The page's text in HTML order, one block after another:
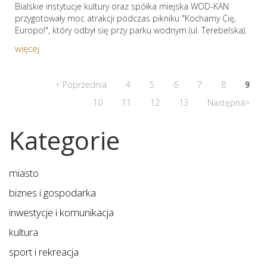
Bialskie instytucje kultury oraz spółka miejska WOD-KAN
przygotowały moc atrakcji podczas pikniku "Kochamy Cię,
Europo!", który odbył się przy parku wodnym (ul. Terebelska).
więcej
< Poprzednia 4 5 6 7 8
9
10
11 12 13 Następna>
Kategorie
miasto
biznes i gospodarka
inwestycje i komunikacja
kultura
sport i rekreacja